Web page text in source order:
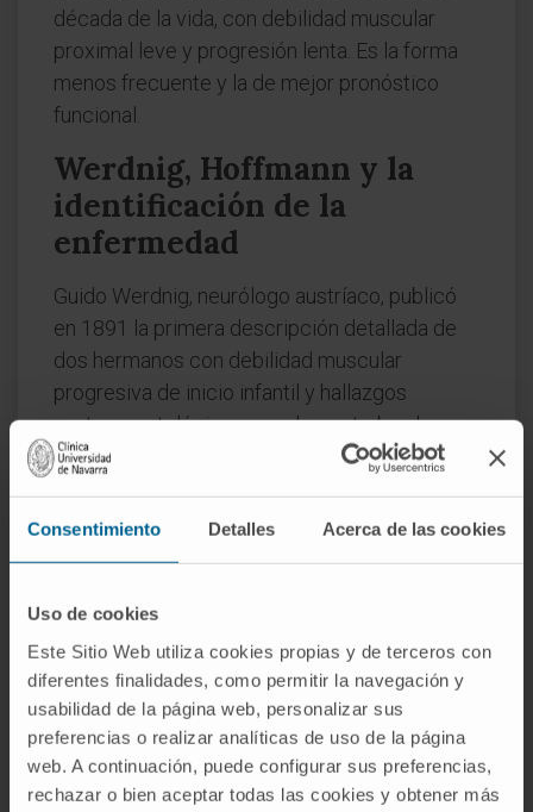
Consentimiento Detalles Acerca de las cookies
Uso de cookies
Este Sitio Web utiliza cookies propias y de terceros con
diferentes finalidades, como permitir la navegación y
usabilidad de la página web, personalizar sus
preferencias o realizar analíticas de uso de la página
web. A continuación, puede configurar sus preferencias,
rechazar o bien aceptar todas las cookies y obtener más
década de la vida, con debilidad muscular
proximal leve y progresión lenta. Es la forma
menos frecuente y la de mejor pronóstico
funcional.
Werdnig, Hoffmann y la
identificación de la
enfermedad
Guido Werdnig, neurólogo austríaco, publicó
en 1891 la primera descripción detallada de
dos hermanos con debilidad muscular
progresiva de inicio infantil y hallazgos
anatomopatológicos que demostraban la
pérdida de neuronas motoras en la médula
Heidelberg, amplió la serie con nuevos casos
enfermedad de Werdnig-Hoffmann se
consolidó rápidamente en la literatura
neurológica de lengua alemana. El nombre
todavía se utiliza para designar la forma
infantil grave (tipo I), aunque la nomenclatura
moderna prefiere la clasificación numérica.